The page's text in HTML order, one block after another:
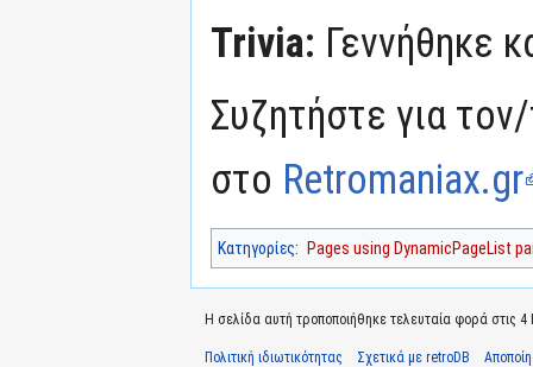
Trivia: Γεννήθηκε
Συζητήστε για
στο Retromaniax.gr
Κατηγορίες: Pages using DynamicPageList
Η σελίδα αυτή τροποποιήθηκε τελευταία φορά στις 4
Πολιτική ιδιωτικότητας Σχετικά με retroDB